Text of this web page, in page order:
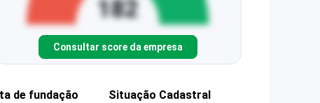
Consultar score da empresa
de fundação
Situação Cadastral